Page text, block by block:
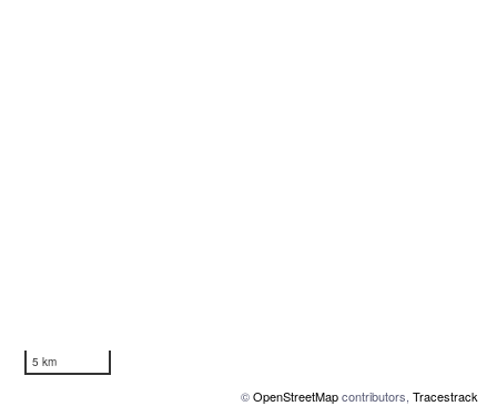
5 km
©OpenStreetMapcontributors, Tracestrack